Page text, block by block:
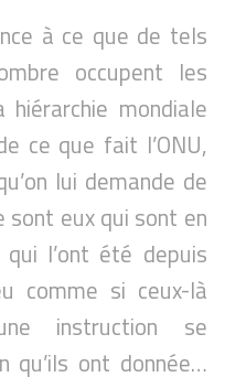
à ce que de tels
occupent les
mondiale
ce que fait l’ONU,
lui demande de
eux qui sont en
l’ont été depuis
comme si ceux-là
instruction se
qu’ils ont donnée…